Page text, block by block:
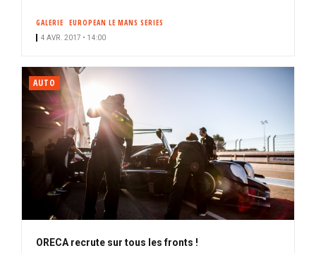
GALERIE EUROPEAN LE MANS SERIES
4 AVR. 2017 • 14:00
AUTO
ORECA recrute sur tous les fronts !